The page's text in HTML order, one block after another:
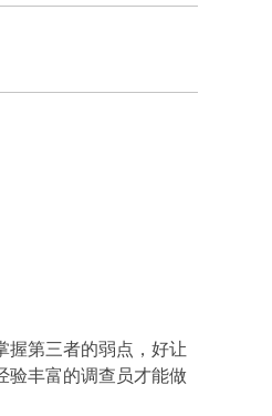
握第三者的弱点，好让
验丰富的调查员才能做